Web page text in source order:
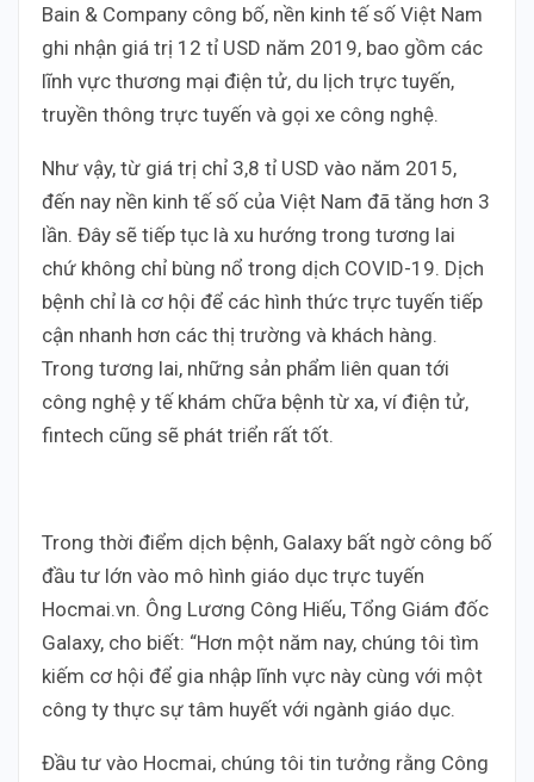
Bain & Company công bố, nền kinh tế số Việt Nam
ghi nhận giá trị 12 tỉ USD năm 2019, bao gồm các
lĩnh vực thương mại điện tử, du lịch trực tuyến,
truyền thông trực tuyến và gọi xe công nghệ.
Như vậy, từ giá trị chỉ 3,8 tỉ USD vào năm 2015,
đến nay nền kinh tế số của Việt Nam đã tăng hơn 3
lần. Đây sẽ tiếp tục là xu hướng trong tương lai
chứ không chỉ bùng nổ trong dịch COVID-19. Dịch
bệnh chỉ là cơ hội để các hình thức trực tuyến tiếp
cận nhanh hơn các thị trường và khách hàng.
Trong tương lai, những sản phẩm liên quan tới
công nghệ y tế khám chữa bệnh từ xa, ví điện tử,
fintech cũng sẽ phát triển rất tốt.
Trong thời điểm dịch bệnh, Galaxy bất ngờ công bố
đầu tư lớn vào mô hình giáo dục trực tuyến
Hocmai.vn. Ông Lương Công Hiếu, Tổng Giám đốc
Galaxy, cho biết: “Hơn một năm nay, chúng tôi tìm
kiếm cơ hội để gia nhập lĩnh vực này cùng với một
công ty thực sự tâm huyết với ngành giáo dục.
Đầu tư vào Hocmai, chúng tôi tin tưởng rằng Công